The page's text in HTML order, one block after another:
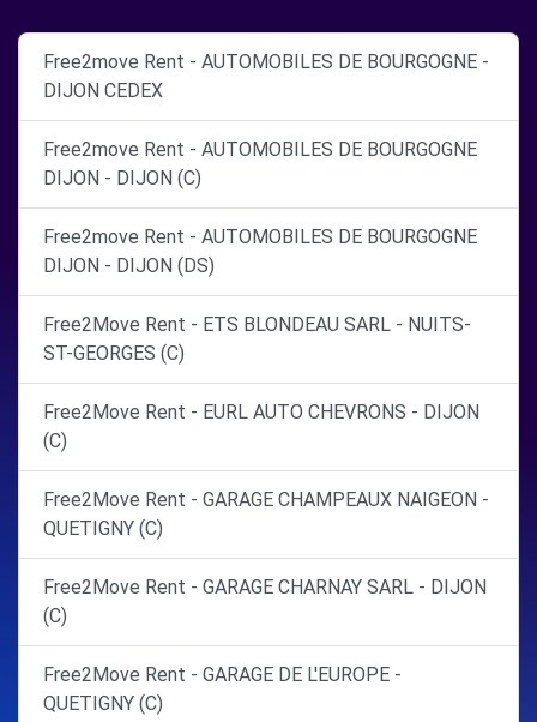
Free2move Rent - AUTOMOBILES DE BOURGOGNE -
DIJON CEDEX
Free2move Rent - AUTOMOBILES DE BOURGOGNE
DIJON - DIJON (C)
Free2move Rent - AUTOMOBILES DE BOURGOGNE
DIJON - DIJON (DS)
Free2Move Rent - ETS BLONDEAU SARL - NUITS-
ST-GEORGES (C)
Free2Move Rent - EURL AUTO CHEVRONS - DIJON
(C)
Free2Move Rent - GARAGE CHAMPEAUX NAIGEON -
QUETIGNY (C)
Free2Move Rent - GARAGE CHARNAY SARL - DIJON
(C)
Free2Move Rent - GARAGE DE L'EUROPE -
QUETIGNY (C)